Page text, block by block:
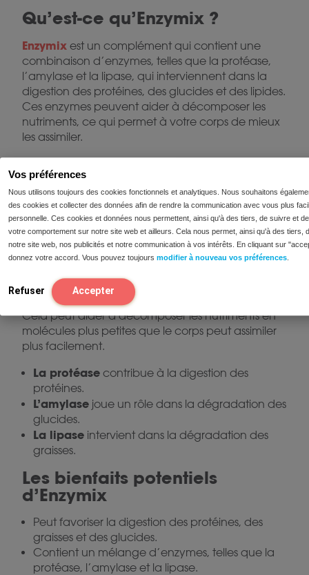
Vos préférences
Nous utilisons toujours des cookies fonctionnels et analytiques. Nous souhaitons
des cookies et collecter des données afin de rendre la communication avec vous plus
personnelle. Ces cookies et données nous permettent, ainsi qu'à des tiers, de suivre et
votre comportement sur notre site web et ailleurs. Cela nous permet, ainsi qu'à des tiers,
notre site web, nos publicités et notre communication à vos intérêts. En cliquant sur
donnez votre accord. Vous pouvez toujours modifier à nouveau vos préférences
Refuser Accepter
Qu’est-ce qu’Enzymix ?
Enzymix est un complément qui contient une
combinaison d’enzymes, telles que la protéase,
l’amylase et la lipase, qui interviennent dans la
digestion des protéines, des glucides et des lipides.
Ces enzymes peuvent aider à décomposer les
nutriments, ce qui permet à votre corps de mieux
les assimiler.
Comment fonctionne Enzymix
?
Les enzymes pancréatiques jouent un rôle
important dans la digestion des protéines, des
lipides et des glucides. Lorsque le corps ne produit
pas suffisamment d’enzymes ou que la digestion
peut apporter un soutien en apportant un
supplément de protéase, d’amylase et de lipase.
Cela peut aider à décomposer les nutriments en
molécules plus petites que le corps peut assimiler
plus facilement.
La protéase contribue à la digestion des
protéines.
L’amylase joue un rôle dans la dégradation des
glucides.
La lipase intervient dans la dégradation des
graisses.
Les bienfaits potentiels
d’Enzymix
Peut favoriser la digestion des protéines, des
graisses et des glucides.
Contient un mélange d’enzymes, telles que la
protéase, l’amylase et la lipase.